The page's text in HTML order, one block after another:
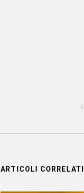
ARTICOLI CORRELATI